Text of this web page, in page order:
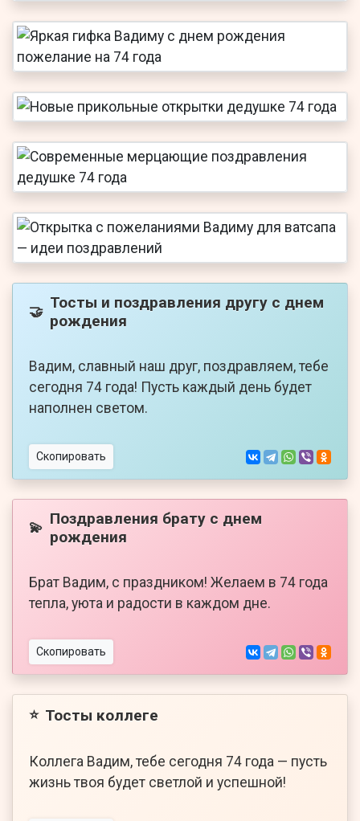
🤝 Тосты и поздравления другу с днем
рождения
Вадим, славный наш друг, поздравляем, тебе
сегодня 74 года! Пусть каждый день будет
наполнен светом.
Скопировать
💫 Поздравления брату с днем
рождения
Брат Вадим, с праздником! Желаем в 74 года
тепла, уюта и радости в каждом дне.
Скопировать
⭐ Тосты коллеге
Коллега Вадим, тебе сегодня 74 года — пусть
жизнь твоя будет светлой и успешной!